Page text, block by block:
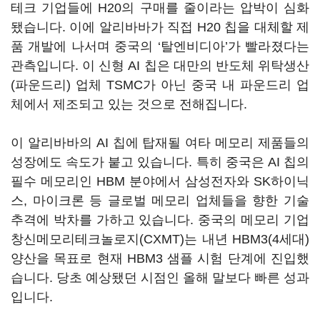
테크 기업들에 H20의 구매를 줄이라는 압박이 심화
됐습니다. 이에 알리바바가 직접 H20 칩을 대체할 제
품 개발에 나서며 중국의 ‘탈엔비디아’가 빨라졌다는
관측입니다. 이 신형 AI 칩은 대만의 반도체 위탁생산
(파운드리) 업체 TSMC가 아닌 중국 내 파운드리 업
체에서 제조되고 있는 것으로 전해집니다.
이 알리바바의 AI 칩에 탑재될 여타 메모리 제품들의
성장에도 속도가 붙고 있습니다. 특히 중국은 AI 칩의
필수 메모리인 HBM 분야에서 삼성전자와 SK하이닉
스, 마이크론 등 글로벌 메모리 업체들을 향한 기술
추격에 박차를 가하고 있습니다. 중국의 메모리 기업
창신메모리테크놀로지(CXMT)는 내년 HBM3(4세대)
양산을 목표로 현재 HBM3 샘플 시험 단계에 진입했
습니다. 당초 예상됐던 시점인 올해 말보다 빠른 성과
입니다.